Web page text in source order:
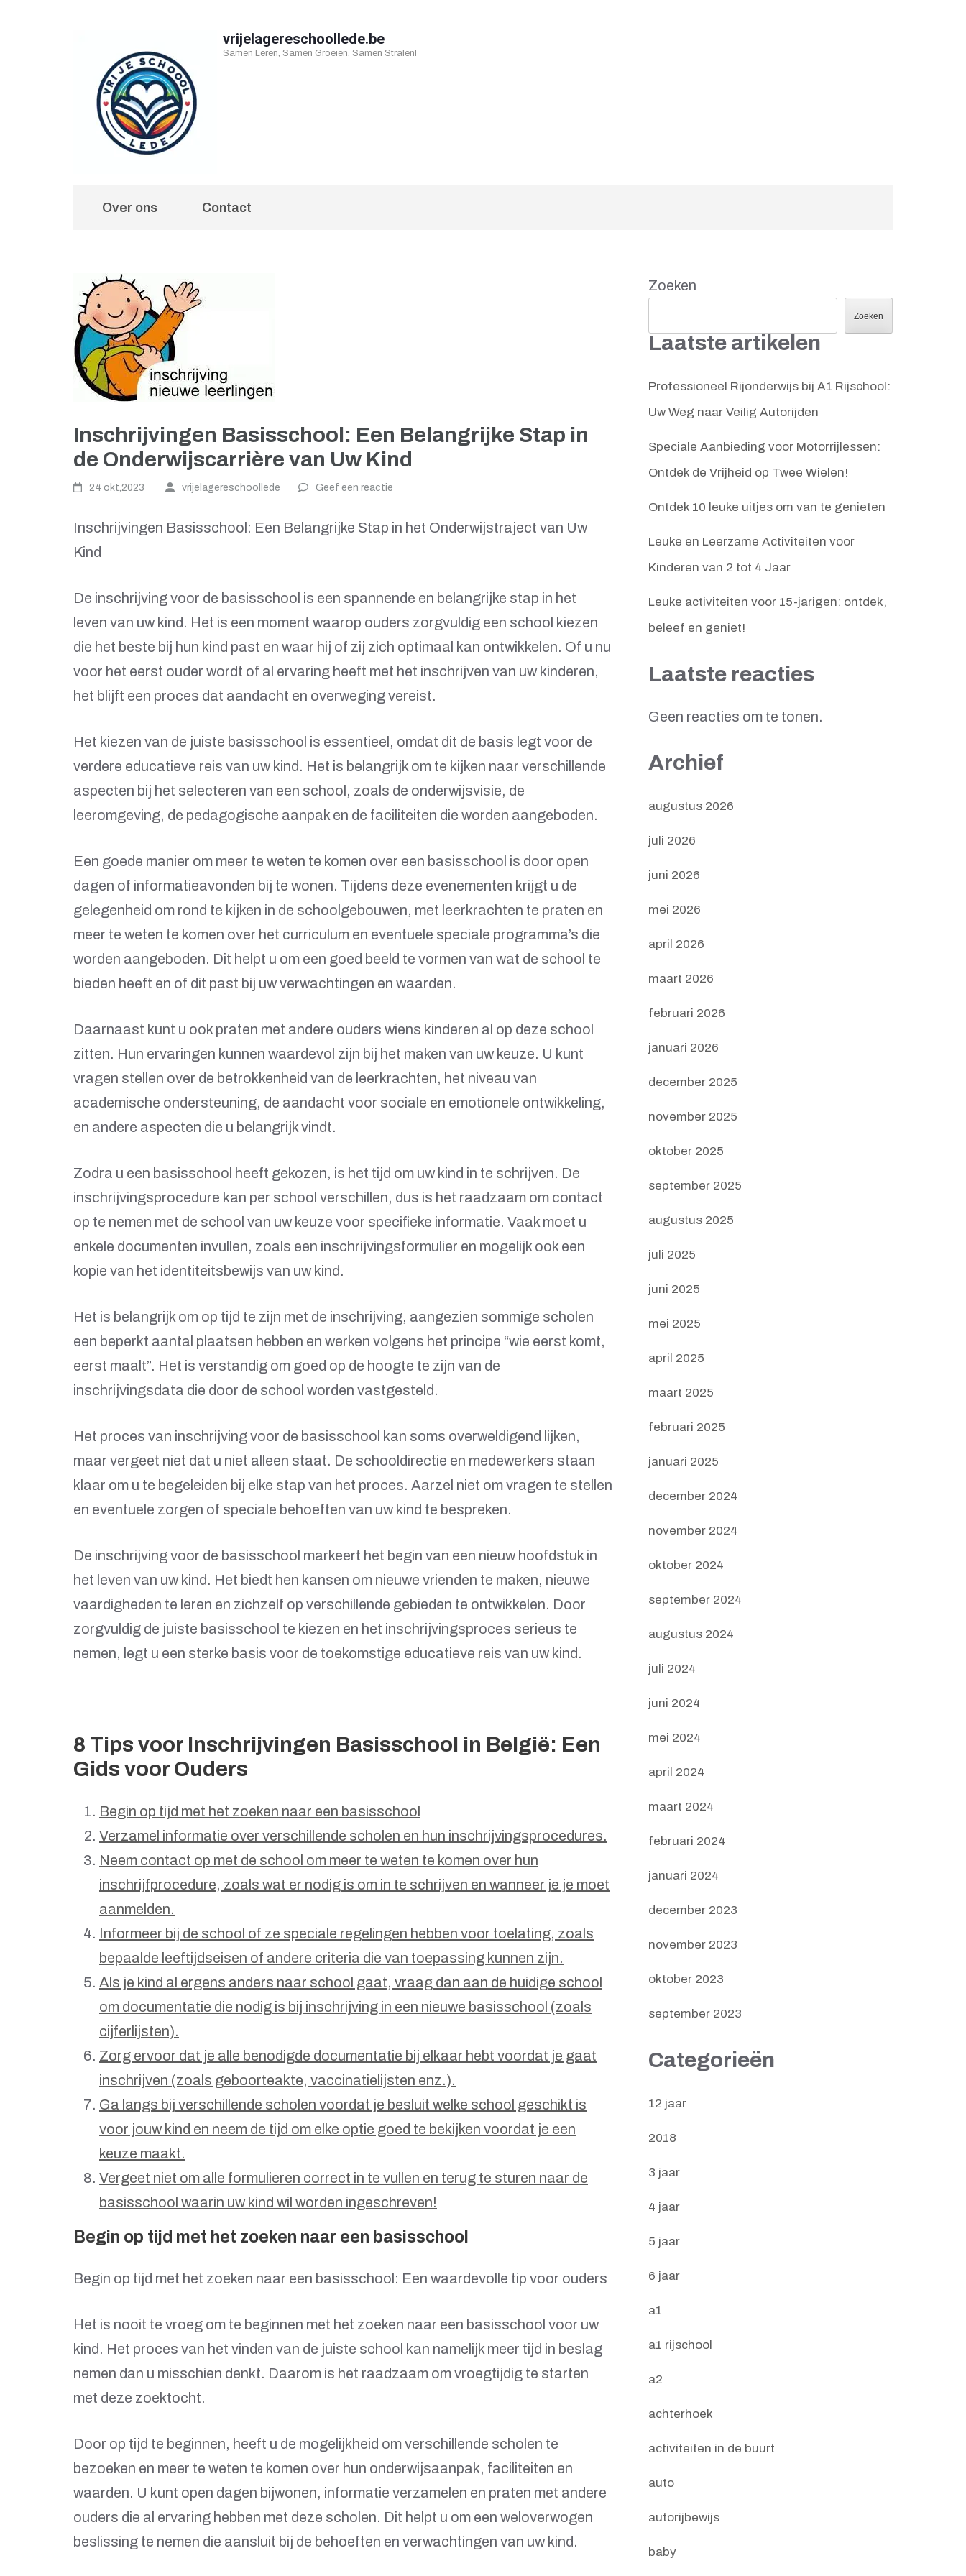
vrijelagereschoollede.be
Samen Leren, Samen Groeien, Samen Stralen!
Over ons Contact
Inschrijvingen Basisschool: Een Belangrijke Stap in
de Onderwijscarrière van Uw Kind
24 okt,2023 vrijelagereschoollede Geef een reactie
Inschrijvingen Basisschool: Een Belangrijke Stap in het Onderwijstraject van Uw
Kind
De inschrijving voor de basisschool is een spannende en belangrijke stap in het
leven van uw kind. Het is een moment waarop ouders zorgvuldig een school kiezen
die het beste bij hun kind past en waar hij of zij zich optimaal kan ontwikkelen. Of u nu
voor het eerst ouder wordt of al ervaring heeft met het inschrijven van uw kinderen,
het blijft een proces dat aandacht en overweging vereist.
Het kiezen van de juiste basisschool is essentieel, omdat dit de basis legt voor de
verdere educatieve reis van uw kind. Het is belangrijk om te kijken naar verschillende
aspecten bij het selecteren van een school, zoals de onderwijsvisie, de
leeromgeving, de pedagogische aanpak en de faciliteiten die worden aangeboden.
Een goede manier om meer te weten te komen over een basisschool is door open
dagen of informatieavonden bij te wonen. Tijdens deze evenementen krijgt u de
gelegenheid om rond te kijken in de schoolgebouwen, met leerkrachten te praten en
meer te weten te komen over het curriculum en eventuele speciale programma’s die
worden aangeboden. Dit helpt u om een goed beeld te vormen van wat de school te
bieden heeft en of dit past bij uw verwachtingen en waarden.
Daarnaast kunt u ook praten met andere ouders wiens kinderen al op deze school
zitten. Hun ervaringen kunnen waardevol zijn bij het maken van uw keuze. U kunt
vragen stellen over de betrokkenheid van de leerkrachten, het niveau van
academische ondersteuning, de aandacht voor sociale en emotionele ontwikkeling,
en andere aspecten die u belangrijk vindt.
Zodra u een basisschool heeft gekozen, is het tijd om uw kind in te schrijven. De
inschrijvingsprocedure kan per school verschillen, dus is het raadzaam om contact
op te nemen met de school van uw keuze voor specifieke informatie. Vaak moet u
enkele documenten invullen, zoals een inschrijvingsformulier en mogelijk ook een
kopie van het identiteitsbewijs van uw kind.
Het is belangrijk om op tijd te zijn met de inschrijving, aangezien sommige scholen
een beperkt aantal plaatsen hebben en werken volgens het principe “wie eerst komt,
eerst maalt”. Het is verstandig om goed op de hoogte te zijn van de
inschrijvingsdata die door de school worden vastgesteld.
Het proces van inschrijving voor de basisschool kan soms overweldigend lijken,
maar vergeet niet dat u niet alleen staat. De schooldirectie en medewerkers staan
klaar om u te begeleiden bij elke stap van het proces. Aarzel niet om vragen te stellen
en eventuele zorgen of speciale behoeften van uw kind te bespreken.
De inschrijving voor de basisschool markeert het begin van een nieuw hoofdstuk in
het leven van uw kind. Het biedt hen kansen om nieuwe vrienden te maken, nieuwe
vaardigheden te leren en zichzelf op verschillende gebieden te ontwikkelen. Door
zorgvuldig de juiste basisschool te kiezen en het inschrijvingsproces serieus te
nemen, legt u een sterke basis voor de toekomstige educatieve reis van uw kind.
8 Tips voor Inschrijvingen Basisschool in België: Een
Gids voor Ouders
Begin op tijd met het zoeken naar een basisschool
Verzamel informatie over verschillende scholen en hun inschrijvingsprocedures.
Neem contact op met de school om meer te weten te komen over hun
inschrijfprocedure, zoals wat er nodig is om in te schrijven en wanneer je je moet
aanmelden.
Informeer bij de school of ze speciale regelingen hebben voor toelating, zoals
bepaalde leeftijdseisen of andere criteria die van toepassing kunnen zijn.
Als je kind al ergens anders naar school gaat, vraag dan aan de huidige school
om documentatie die nodig is bij inschrijving in een nieuwe basisschool (zoals
cijferlijsten).
Zorg ervoor dat je alle benodigde documentatie bij elkaar hebt voordat je gaat
inschrijven (zoals geboorteakte, vaccinatielijsten enz.).
Ga langs bij verschillende scholen voordat je besluit welke school geschikt is
voor jouw kind en neem de tijd om elke optie goed te bekijken voordat je een
keuze maakt.
Vergeet niet om alle formulieren correct in te vullen en terug te sturen naar de
basisschool waarin uw kind wil worden ingeschreven!
Begin op tijd met het zoeken naar een basisschool
Begin op tijd met het zoeken naar een basisschool: Een waardevolle tip voor ouders
Het is nooit te vroeg om te beginnen met het zoeken naar een basisschool voor uw
kind. Het proces van het vinden van de juiste school kan namelijk meer tijd in beslag
nemen dan u misschien denkt. Daarom is het raadzaam om vroegtijdig te starten
met deze zoektocht.
Door op tijd te beginnen, heeft u de mogelijkheid om verschillende scholen te
bezoeken en meer te weten te komen over hun onderwijsaanpak, faciliteiten en
waarden. U kunt open dagen bijwonen, informatie verzamelen en praten met andere
ouders die al ervaring hebben met deze scholen. Dit helpt u om een weloverwogen
beslissing te nemen die aansluit bij de behoeften en verwachtingen van uw kind.
Zoeken
Zoeken
Laatste artikelen
Professioneel Rijonderwijs bij A1 Rijschool:
Uw Weg naar Veilig Autorijden
Speciale Aanbieding voor Motorrijlessen:
Ontdek de Vrijheid op Twee Wielen!
Ontdek 10 leuke uitjes om van te genieten
Leuke en Leerzame Activiteiten voor
Kinderen van 2 tot 4 Jaar
Leuke activiteiten voor 15-jarigen: ontdek,
beleef en geniet!
Laatste reacties
Geen reacties om te tonen.
Archief
augustus 2026
juli 2026
juni 2026
mei 2026
april 2026
maart 2026
februari 2026
januari 2026
december 2025
november 2025
oktober 2025
september 2025
augustus 2025
juli 2025
juni 2025
mei 2025
april 2025
maart 2025
februari 2025
januari 2025
december 2024
november 2024
oktober 2024
september 2024
augustus 2024
juli 2024
juni 2024
mei 2024
april 2024
maart 2024
februari 2024
januari 2024
december 2023
november 2023
oktober 2023
september 2023
Categorieën
12 jaar
2018
3 jaar
4 jaar
5 jaar
6 jaar
a1
a1 rijschool
a2
achterhoek
activiteiten in de buurt
auto
autorijbewijs
baby